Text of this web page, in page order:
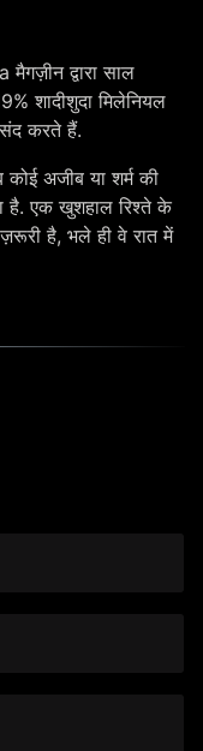
द्वारा साल
शादीशुदा मिलेनियल
करते हैं.
अजीब या शर्म की
है. एक खुशहाल रिश्ते के
है, भले ही वे रात में